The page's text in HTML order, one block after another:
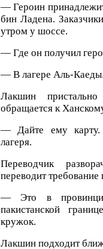
— Героин
бин Ладена.
утром у шоссе.
— Где он получил
— В лагере Аль-
Лакшин
обращается к
— Дайте ему карту.
лагеря.
Переводчик
переводит
— Это в
пакистанской
кружок.
Лакшин подходит